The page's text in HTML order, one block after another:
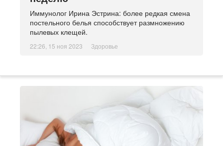
Иммунолог Ирина Эстрина: более редкая смена
постельного белья способствует размножению
пылевых клещей.
22:26, 15 ноя 2023 Здоровье